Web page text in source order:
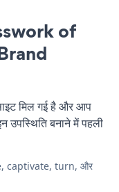
of
मिल गई है और आप
बनाने में पहली
captivate, turn, और